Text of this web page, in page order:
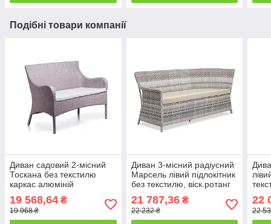
Подібні товари компанії
Диван садовий 2-місний
Тоскана без текстилю
каркас алюміній
124х66х90 см (Pradex ТМ)
19 568,64 ₴
19 968 ₴
Диван 3-місний радіусний
Марсель лівий підлокітник
без текстилю, віск.ротанг
(Pradex ТМ)
21 787,36₴
22 232 ₴
см
22
22